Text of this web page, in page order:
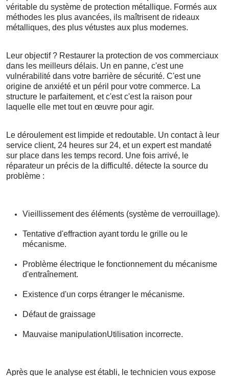
véritable du système de protection métallique. Formés aux
méthodes les plus avancées, ils maîtrisent de rideaux
métalliques, des plus vétustes aux plus modernes.
Leur objectif ? Restaurer la protection de vos commerciaux
dans les meilleurs délais. Un en panne, c'est une
vulnérabilité dans votre barrière de sécurité. C'est une
origine de anxiété et un péril pour votre commerce. La
structure le parfaitement, et c'est c'est la raison pour
laquelle elle met tout en œuvre pour agir.
Le déroulement est limpide et redoutable. Un contact à leur
service client, 24 heures sur 24, et un expert est mandaté
sur place dans les temps record. Une fois arrivé, le
réparateur un précis de la difficulté. détecte la source du
problème :
Vieillissement des éléments (système de verrouillage).
Tentative d'effraction ayant tordu le grille ou le
mécanisme.
Problème électrique le fonctionnement du mécanisme
d'entraînement.
Existence d'un corps étranger le mécanisme.
Défaut de graissage
Mauvaise manipulationUtilisation incorrecte.
Après que le analyse est établi, le technicien vous expose